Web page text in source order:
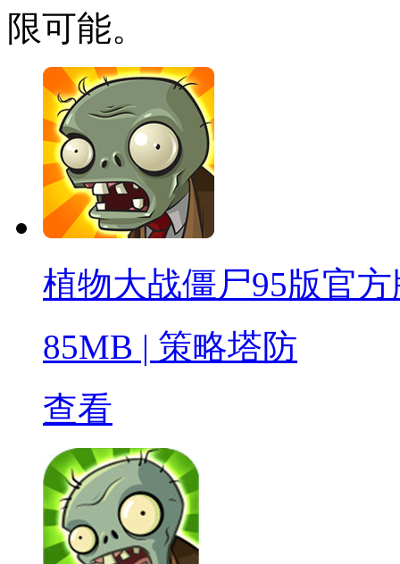
限可能。
植物大战僵尸95版官方
85MB | 策略塔防
查看